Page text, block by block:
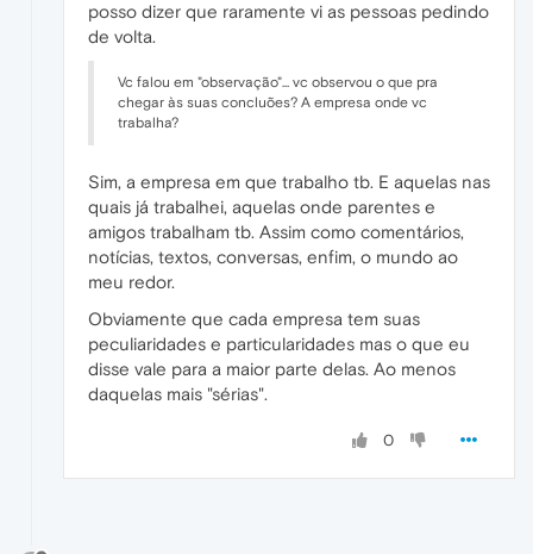
posso dizer que raramente vi as pessoas pedindo
de volta.
Vc falou em "observação"... vc observou o que pra
chegar às suas concluões? A empresa onde vc
trabalha?
Sim, a empresa em que trabalho tb. E aquelas nas
quais já trabalhei, aquelas onde parentes e
amigos trabalham tb. Assim como comentários,
notícias, textos, conversas, enfim, o mundo ao
meu redor.
Obviamente que cada empresa tem suas
peculiaridades e particularidades mas o que eu
disse vale para a maior parte delas. Ao menos
daquelas mais "sérias".
0